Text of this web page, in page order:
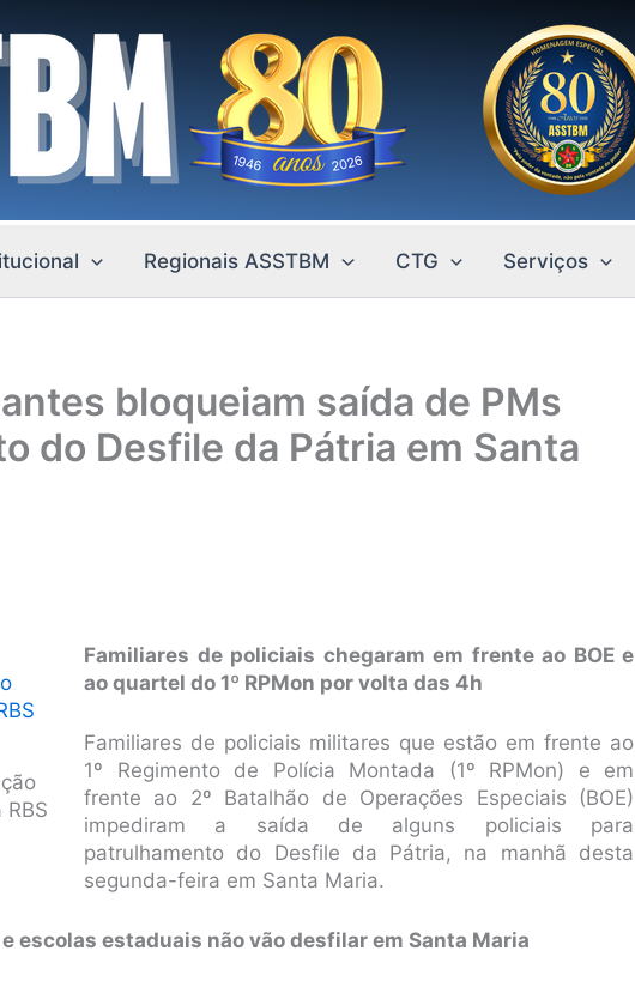
Regionais ASSTBM CTG Serviços
bloqueiam saída de PMs
do Desfile da Pátria em Santa
Familiares de policiais chegaram em frente ao BOE e
ao quartel do 1º RPMon por volta das 4h
Familiares de policiais militares que estão em frente ao
1º Regimento de Polícia Montada (1º RPMon) e em
frente ao 2º Batalhão de Operações Especiais (BOE)
impediram a saída de alguns policiais para
patrulhamento do Desfile da Pátria, na manhã desta
segunda-feira em Santa Maria.
escolas estaduais não vão desfilar em Santa Maria